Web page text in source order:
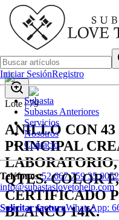
Iniciar SesiónRegistro
Subasta
Subastas Anteriores
Servicios
Nosotros
Contacto
Teléfonos:52 667 759 35 00
info@subastaslovetohelp.com
Solicitar facturaWhatsApp:
Lote |79
ANILLO CON
PRINCIPAL
QTES. COLOR
CERTIFICADO
BLANCO 14K.